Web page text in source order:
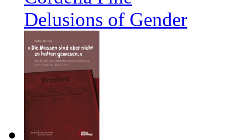
Delusions of Gender